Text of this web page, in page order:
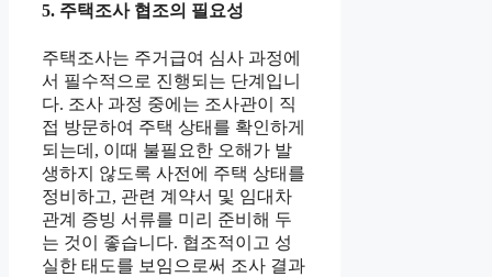
5. 주택조사 협조의 필요성
주택조사는 주거급여 심사 과정에
서 필수적으로 진행되는 단계입니
다. 조사 과정 중에는 조사관이 직
접 방문하여 주택 상태를 확인하게
되는데, 이때 불필요한 오해가 발
생하지 않도록 사전에 주택 상태를
정비하고, 관련 계약서 및 임대차
관계 증빙 서류를 미리 준비해 두
는 것이 좋습니다. 협조적이고 성
실한 태도를 보임으로써 조사 결과